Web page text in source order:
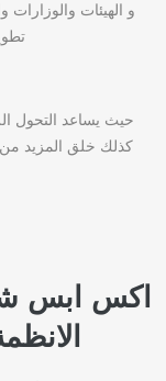
و الهيئات
حيث يساعد التحول
كذلك خلق المزيد
اكس ابس